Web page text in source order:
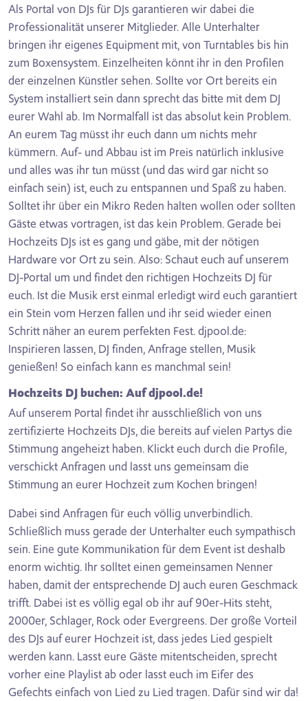
Als Portal von DJs für DJs garantieren wir dabei die
Professionalität unserer Mitglieder. Alle Unterhalter
bringen ihr eigenes Equipment mit, von Turntables bis hin
zum Boxensystem. Einzelheiten könnt ihr in den Profilen
der einzelnen Künstler sehen. Sollte vor Ort bereits ein
System installiert sein dann sprecht das bitte mit dem DJ
eurer Wahl ab. Im Normalfall ist das absolut kein Problem.
An eurem Tag müsst ihr euch dann um nichts mehr
kümmern. Auf- und Abbau ist im Preis natürlich inklusive
und alles was ihr tun müsst (und das wird gar nicht so
einfach sein) ist, euch zu entspannen und Spaß zu haben.
Solltet ihr über ein Mikro Reden halten wollen oder sollten
Gäste etwas vortragen, ist das kein Problem. Gerade bei
Hochzeits DJs ist es gang und gäbe, mit der nötigen
Hardware vor Ort zu sein. Also: Schaut euch auf unserem
DJ-Portal um und findet den richtigen Hochzeits DJ für
euch. Ist die Musik erst einmal erledigt wird euch garantiert
ein Stein vom Herzen fallen und ihr seid wieder einen
Schritt näher an eurem perfekten Fest. djpool.de:
Inspirieren lassen, DJ finden, Anfrage stellen, Musik
genießen! So einfach kann es manchmal sein!
Hochzeits DJ buchen: Auf djpool.de!
Auf unserem Portal findet ihr ausschließlich von uns
zertifizierte Hochzeits DJs, die bereits auf vielen Partys die
Stimmung angeheizt haben. Klickt euch durch die Profile,
verschickt Anfragen und lasst uns gemeinsam die
Stimmung an eurer Hochzeit zum Kochen bringen!
Dabei sind Anfragen für euch völlig unverbindlich.
Schließlich muss gerade der Unterhalter euch sympathisch
sein. Eine gute Kommunikation für dem Event ist deshalb
enorm wichtig. Ihr solltet einen gemeinsamen Nenner
haben, damit der entsprechende DJ auch euren Geschmack
trifft. Dabei ist es völlig egal ob ihr auf 90er-Hits steht,
2000er, Schlager, Rock oder Evergreens. Der große Vorteil
des DJs auf eurer Hochzeit ist, dass jedes Lied gespielt
werden kann. Lasst eure Gäste mitentscheiden, sprecht
vorher eine Playlist ab oder lasst euch im Eifer des
Gefechts einfach von Lied zu Lied tragen. Dafür sind wir da!